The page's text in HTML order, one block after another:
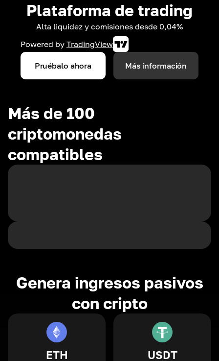
Plataforma de trading
Alta liquidez y comisiones desde 0,04%
Powered by TradingView
Pruébalo ahora Más información
Más de 100
criptomonedas
compatibles
Genera ingresos pasivos
con cripto
ETH USDT